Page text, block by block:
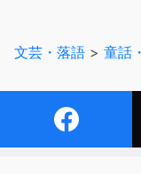
ほとほと困り果て
そこである日おじ
文芸・落語 > 童話